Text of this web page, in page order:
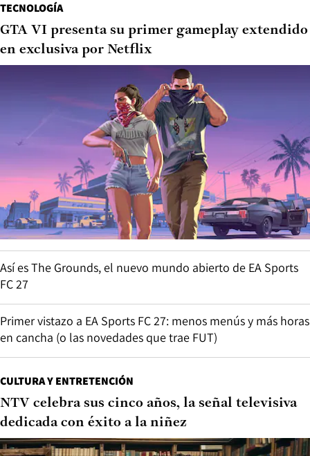
TECNOLOGÍA
GTA VI presenta su primer gameplay extendido
en exclusiva por Netflix
Así es The Grounds, el nuevo mundo abierto de EA Sports
FC 27
Primer vistazo a EA Sports FC 27: menos menús y más horas
en cancha (o las novedades que trae FUT)
CULTURA Y ENTRETENCIÓN
NTV celebra sus cinco años, la señal televisiva
dedicada con éxito a la niñez